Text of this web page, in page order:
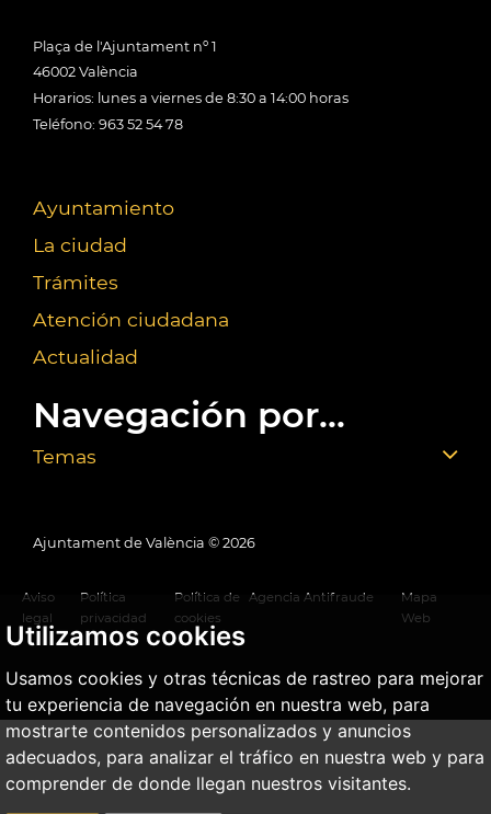
Utilizamos cookies
Usamos cookies y otras técnicas de rastreo para mejorar
tu experiencia de navegación en nuestra web, para
mostrarte contenidos personalizados y anuncios
adecuados, para analizar el tráfico en nuestra web y para
comprender de donde llegan nuestros visitantes.
Plaça de l'Ajuntament nº 1
46002 València
Horarios: lunes a viernes de 8:30 a 14:00 horas
Teléfono: 963 52 54 78
Ayuntamiento
La ciudad
Trámites
Atención ciudadana
Actualidad
Navegación por...
Temas
Ajuntament de València © 2026
Aviso
legal
Política
privacidad
Política de
cookies
Agencia Antifraude
Mapa
Web